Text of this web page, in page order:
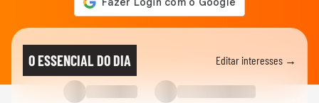
O ESSENCIAL DO DIA Editar interesses →